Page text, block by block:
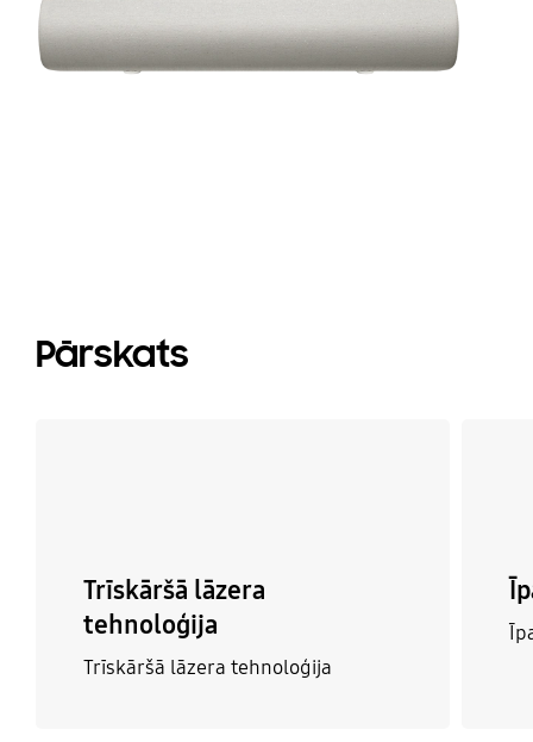
Pārskats
Trīskāršā lāzera
tehnoloģija
Trīskāršā lāzera tehnoloģija